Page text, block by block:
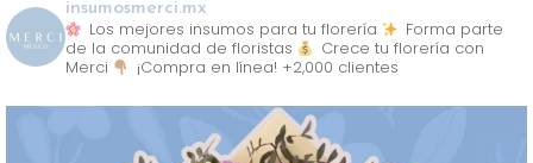
insumosmerci.mx
Los mejores insumos para tu florería
Forma parte
de la comunidad de floristas
Crece tu florería con
Merci
¡Compra en línea! +2,000 clientes